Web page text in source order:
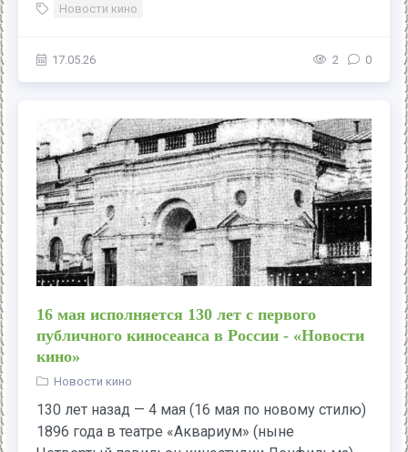
Новости кино
17.05.26 2 0
16 мая исполняется 130 лет с первого
публичного киносеанса в России - «Новости
кино»
Новости кино
130 лет назад — 4 мая (16 мая по новому стилю)
1896 года в театре «Аквариум» (ныне